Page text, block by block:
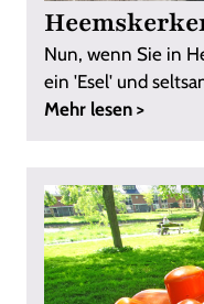
Nun, wenn Sie in
ein 'Esel' und
Mehr lesen >